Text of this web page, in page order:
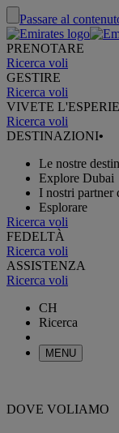
Passare al
PRENOTARE
Ricerca voli
GESTIRE
Ricerca voli
VIVETE
Ricerca voli
DESTINAZIONI•
Le nostre
Explore Dubai
I nostri partner
Esplorare
Ricerca voli
FEDELTÀ
Ricerca voli
ASSISTENZA
Ricerca voli
CH
Ricerca
MENU
DOVE VOLIAMO